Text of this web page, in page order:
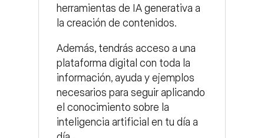
herramientas de IA generativa a
la creación de contenidos.
Además, tendrás acceso a una
plataforma digital con toda la
información, ayuda y ejemplos
necesarios para seguir aplicando
el conocimiento sobre la
inteligencia artificial en tu día a